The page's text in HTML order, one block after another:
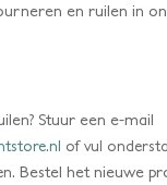
en ruilen in
Stuur een e-mail
of vul
Bestel het nieuwe